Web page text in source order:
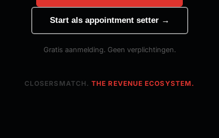
Start als appointment setter →
Gratis aanmelding. Geen verplichtingen.
CLOSERSMATCH.THE REVENUE ECOSYSTEM.